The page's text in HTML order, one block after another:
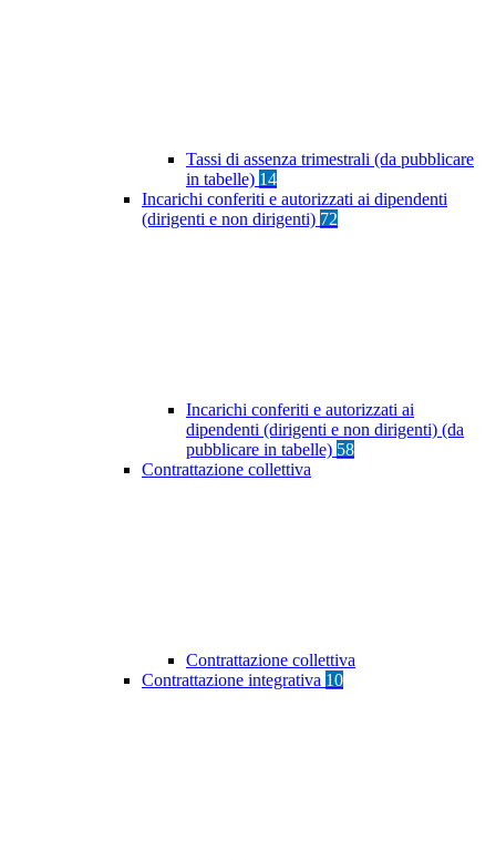
Tassi di assenza trimestrali (da pubblicare
in tabelle) 14
Incarichi conferiti e autorizzati ai dipendenti
(dirigenti e non dirigenti) 72
Incarichi conferiti e autorizzati ai
dipendenti (dirigenti e non dirigenti) (da
pubblicare in tabelle) 58
Contrattazione collettiva
Contrattazione collettiva
Contrattazione integrativa 10